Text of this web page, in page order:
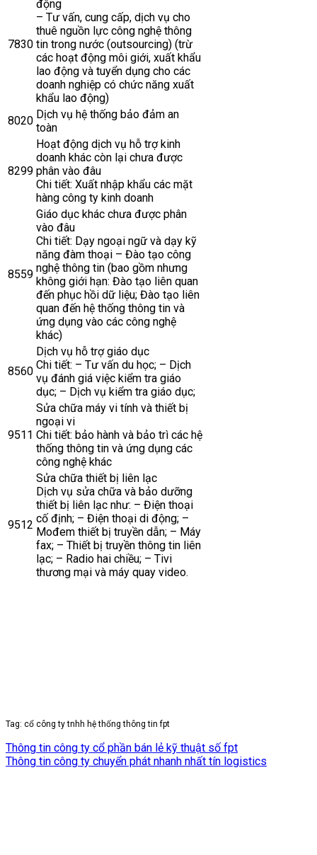
7830
động
– Tư vấn, cung cấp, dịch vụ cho
thuê nguồn lực công nghệ thông
tin trong nước (outsourcing) (trừ
các hoạt động môi giới, xuất khẩu
lao động và tuyển dụng cho các
doanh nghiệp có chức năng xuất
khẩu lao động)
8020 Dịch vụ hệ thống bảo đảm an
toàn
8299
Hoạt động dịch vụ hỗ trợ kinh
doanh khác còn lại chưa được
phân vào đâu
Chi tiết: Xuất nhập khẩu các mặt
hàng công ty kinh doanh
8559
Giáo dục khác chưa được phân
vào đâu
Chi tiết: Dạy ngoại ngữ và dạy kỹ
năng đàm thoại – Đào tạo công
nghệ thông tin (bao gồm nhưng
không giới hạn: Đào tạo liên quan
đến phục hồi dữ liệu; Đào tạo liên
quan đến hệ thống thông tin và
ứng dụng vào các công nghệ
khác)
8560
Dịch vụ hỗ trợ giáo dục
Chi tiết: – Tư vấn du học; – Dịch
vụ đánh giá việc kiểm tra giáo
dục; – Dịch vụ kiểm tra giáo dục;
9511
Sửa chữa máy vi tính và thiết bị
ngoại vi
Chi tiết: bảo hành và bảo trì các hệ
thống thông tin và ứng dụng các
công nghệ khác
9512
Sửa chữa thiết bị liên lạc
Dịch vụ sửa chữa và bảo dưỡng
thiết bị liên lạc như: – Điện thoại
cố định; – Điện thoại di động; –
Mođem thiết bị truyền dẫn; – Máy
fax; – Thiết bị truyền thông tin liên
lạc; – Radio hai chiều; – Tivi
thương mại và máy quay video.
Tag: cổ công ty tnhh hệ thống thông tin fpt
Thông tin công ty cổ phần bán lẻ kỹ thuật số fpt
Thông tin công ty chuyển phát nhanh nhất tín logistics